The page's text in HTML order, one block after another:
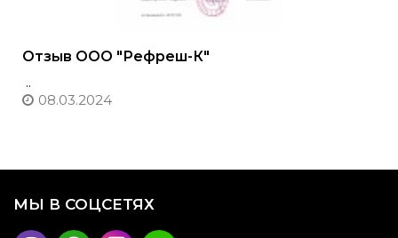
Отзыв ООО "Рефреш-К"
..
08.03.2024
МЫ В СОЦСЕТЯХ